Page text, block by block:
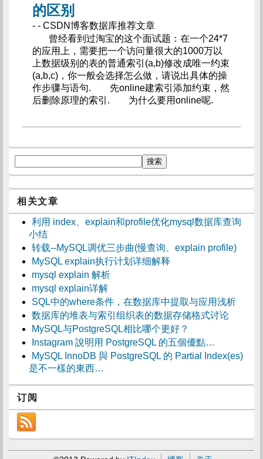
的区别
- - CSDN博客数据库推荐文章
曾经看到过淘宝的这个面试题：在一个24*7
的应用上，需要把一个访问量很大的1000万以
上数据级别的表的普通索引(a,b)修改成唯一约束
(a,b,c)，你一般会选择怎么做，请说出具体的操
作步骤与语句. 先online建索引添加约束，然
后删除原理的索引. 为什么要用online呢.
相关文章
利用 index、explain和profile优化mysql数据库查询
小结
转载--MySQL调优三步曲(慢查询、explain profile)
MySQL explain执行计划详细解释
mysql explain 解析
mysql explain详解
SQL中的where条件，在数据库中提取与应用浅析
数据库的堆表与索引组织表的数据存储格式讨论
MySQL与PostgreSQL相比哪个更好？
Instagram 說明用 PostgreSQL 的五個優點…
MySQL InnoDB 與 PostgreSQL 的 Partial Index(es)
是不一樣的東西…
订阅